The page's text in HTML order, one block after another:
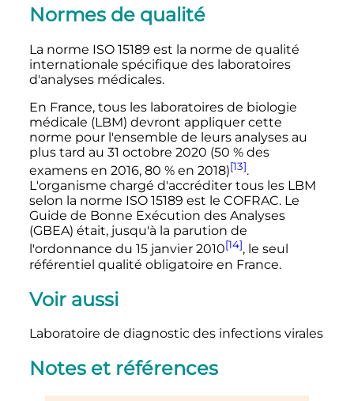
Normes de qualité
La norme ISO 15189 est la norme de qualité
internationale spécifique des laboratoires
d'analyses médicales.
En France, tous les laboratoires de biologie
médicale (LBM) devront appliquer cette
norme pour l'ensemble de leurs analyses au
plus tard au 31 octobre 2020 (50 % des
examens en 2016, 80 % en 2018)[13].
L'organisme chargé d'accréditer tous les LBM
selon la norme ISO 15189 est le COFRAC. Le
Guide de Bonne Exécution des Analyses
(GBEA) était, jusqu'à la parution de
l'ordonnance du 15 janvier 2010[14], le seul
référentiel qualité obligatoire en France.
Voir aussi
Laboratoire de diagnostic des infections virales
Notes et références